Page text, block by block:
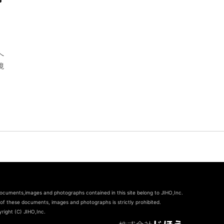
and photographs contained in this site belong to JIHO,Inc.
these documents, images and photographs is strictly prohibited.
(C) JIHO,Inc.